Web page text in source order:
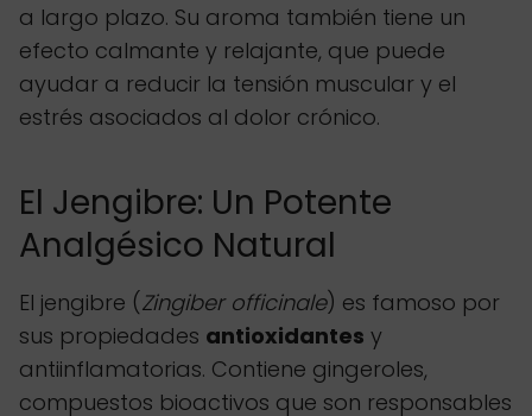
a largo plazo. Su aroma también tiene un
efecto calmante y relajante, que puede
ayudar a reducir la tensión muscular y el
estrés asociados al dolor crónico.
El Jengibre: Un Potente
Analgésico Natural
El jengibre (Zingiber officinale) es famoso por
sus propiedades antioxidantes y
antiinflamatorias. Contiene gingeroles,
compuestos bioactivos que son responsables